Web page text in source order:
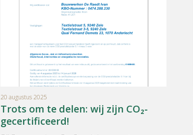
20 augustus 2025
Trots om te delen: wij zijn CO₂-
gecertificeerd!